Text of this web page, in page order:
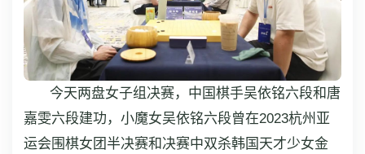
今天两盘女子组决赛，中国棋手吴依铭六段和唐
嘉雯六段建功，小魔女吴依铭六段曾在2023杭州亚
运会围棋女团半决赛和决赛中双杀韩国天才少女金